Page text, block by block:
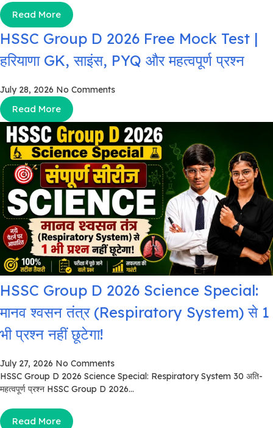
Read More
HSSC Group D 2026 Free Mock Test |
हरियाणा GK, साइंस, PYQ और महत्वपूर्ण प्रश्न
July 28, 2026 No Comments
Read More
HSSC Group D 2026 Science Special:
मानव श्वसन तंत्र (Respiratory System) से 1
भी प्रश्न नहीं छूटेगा!
July 27, 2026 No Comments
HSSC Group D 2026 Science Special: Respiratory System 30 अति-
महत्वपूर्ण प्रश्न HSSC Group D 2026...
Read More